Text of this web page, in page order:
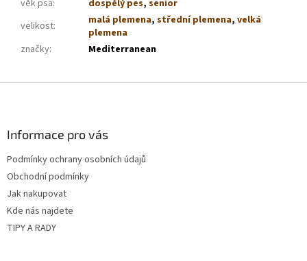
věk psa: dospělý pes, senior
velikost: malá plemena, střední plemena, velká
plemena
značky: Mediterranean
Informace pro vás
Podmínky ochrany osobních údajů
Obchodní podmínky
Jak nakupovat
Kde nás najdete
TIPY A RADY